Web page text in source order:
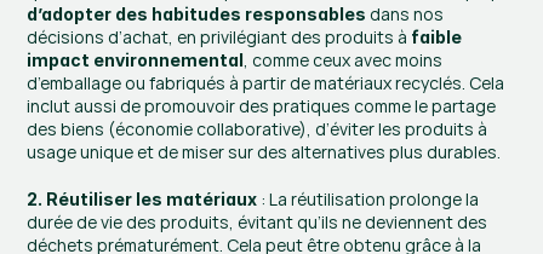
d’adopter des habitudes responsables dans nos
décisions d’achat, en privilégiant des produits à faible
impact environnemental , comme ceux avec moins
d’emballage ou fabriqués à partir de matériaux recyclés. Cela
inclut aussi de promouvoir des pratiques comme le partage
des biens (économie collaborative), d’éviter les produits à
usage unique et de miser sur des alternatives plus durables.
2. Réutiliser les matériaux : La réutilisation prolonge la
durée de vie des produits, évitant qu’ils ne deviennent des